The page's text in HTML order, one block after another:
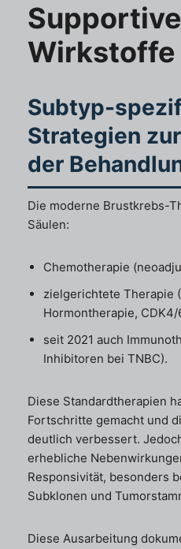
Supportive
Wirkstoffe
Subtyp-
Strategien
der
Die moderne Brustkrebs-
Säulen:
Chemotherapie
zielgerichtete Therapie
Hormontherapie,
seit 2021 auch
Inhibitoren bei TNBC).
Diese Standardtherapien
Fortschritte gemacht und
deutlich verbessert.
erhebliche
Responsivität, besonders
Subklonen und
Diese Ausarbeitung